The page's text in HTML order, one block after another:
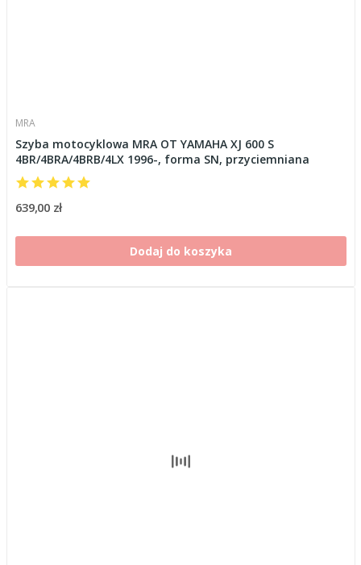
MRA
Szyba motocyklowa MRA OT YAMAHA XJ 600 S
4BR/4BRA/4BRB/4LX 1996-, forma SN, przyciemniana
639,00 zł
Dodaj do koszyka